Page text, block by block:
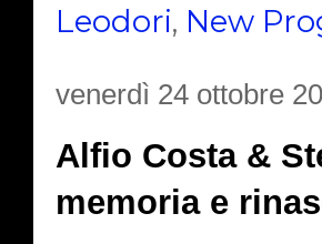
Leodori, New
venerdì 24 ottobre
Alfio Costa &
memoria e